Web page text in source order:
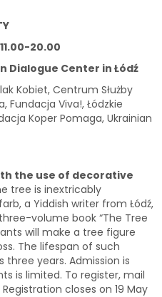
20.00
Dialogue Center in Łódź
Kobiet, Centrum Służby
Fundacja Viva!, Łódzkie
Koper Pomaga, Ukrainian
the use of decorative
tree is inextricably
a Yiddish writer from Łódź,
volume book “The Tree
will make a tree figure
The lifespan of such
years. Admission is
is limited. To register, mail
Registration closes on 19 May